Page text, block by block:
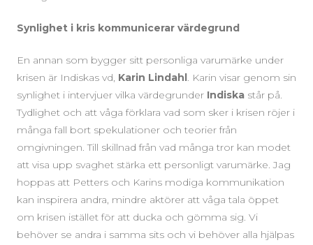
Synlighet i kris kommunicerar värdegrund
En annan som bygger sitt personliga varumärke under
krisen är Indiskas vd, Karin Lindahl. Karin visar genom sin
synlighet i intervjuer vilka värdegrunder Indiska står på.
Tydlighet och att våga förklara vad som sker i krisen röjer i
många fall bort spekulationer och teorier från
omgivningen. Till skillnad från vad många tror kan modet
att visa upp svaghet stärka ett personligt varumärke. Jag
hoppas att Petters och Karins modiga kommunikation
kan inspirera andra, mindre aktörer att våga tala öppet
om krisen istället för att ducka och gömma sig. Vi
behöver se andra i samma sits och vi behöver alla hjälpas